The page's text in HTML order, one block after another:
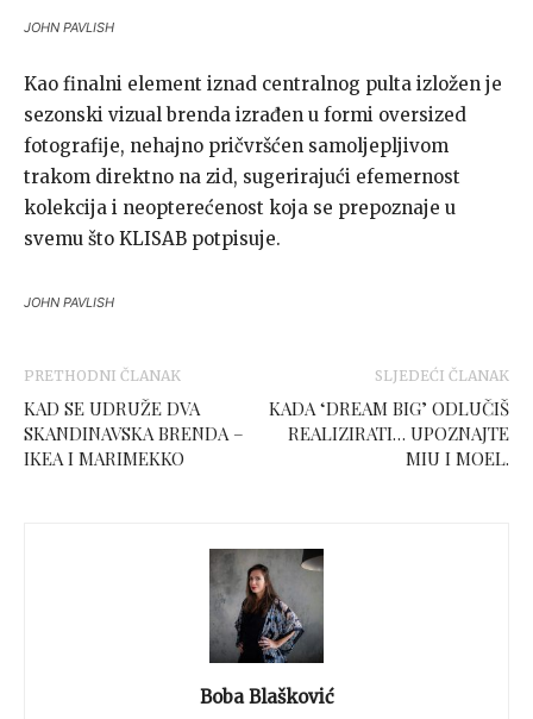
JOHN PAVLISH
Kao finalni element iznad centralnog pulta izložen je
sezonski vizual brenda izrađen u formi oversized
fotografije, nehajno pričvršćen samoljepljivom
trakom direktno na zid, sugerirajući efemernost
kolekcija i neopterećenost koja se prepoznaje u
svemu što KLISAB potpisuje.
JOHN PAVLISH
PRETHODNI ČLANAK
KAD SE UDRUŽE DVA
SKANDINAVSKA BRENDA –
IKEA I MARIMEKKO
SLJEDEĆI ČLANAK
KADA ‘DREAM BIG’ ODLUČIŠ
REALIZIRATI… UPOZNAJTE
MIU I MOEL.
Boba Blašković